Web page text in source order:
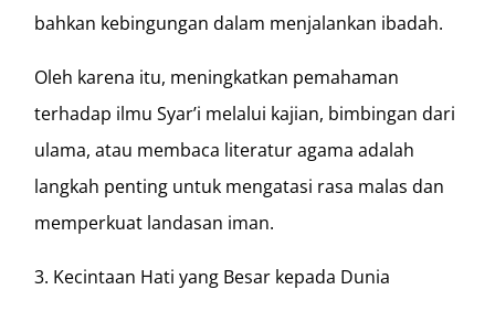
bahkan kebingungan dalam menjalankan ibadah.
Oleh karena itu, meningkatkan pemahaman
terhadap ilmu Syar’i melalui kajian, bimbingan dari
ulama, atau membaca literatur agama adalah
langkah penting untuk mengatasi rasa malas dan
memperkuat landasan iman.
Kecintaan Hati yang Besar kepada Dunia